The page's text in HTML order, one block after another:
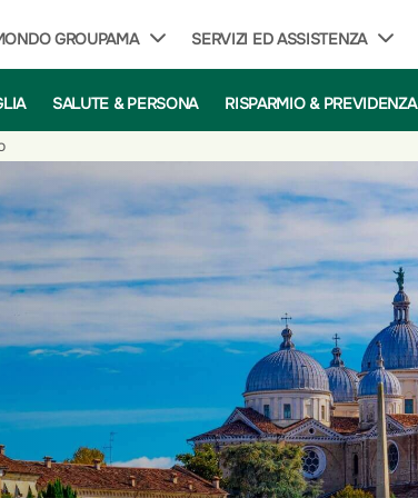
GROUPAMA SERVIZI ED ASSISTENZA
SALUTE & PERSONA RISPARMIO & PREVIDENZA